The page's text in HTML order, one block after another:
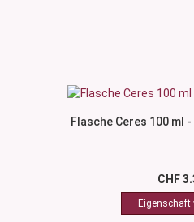
Flasche Ceres 100 ml
CHF